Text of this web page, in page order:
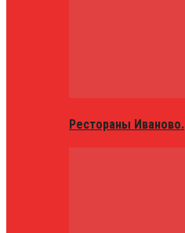
Рестораны Иваново.